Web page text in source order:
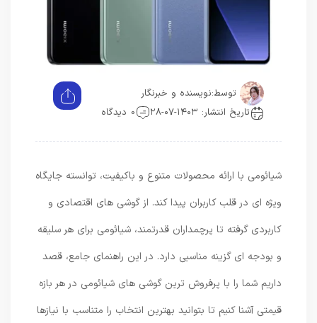
توسط: نویسنده و خبرنگار
تاریخ انتشار: ۱۴۰۳-۰۷-۲۸
0 دیدگاه
شیائومی با ارائه محصولات متنوع و باکیفیت، توانسته جایگاه
ویژه ای در قلب کاربران پیدا کند. از گوشی های اقتصادی و
کاربردی گرفته تا پرچمداران قدرتمند، شیائومی برای هر سلیقه
و بودجه ای گزینه مناسبی دارد. در این راهنمای جامع، قصد
داریم شما را با پرفروش ترین گوشی های شیائومی در هر بازه
قیمتی آشنا کنیم تا بتوانید بهترین انتخاب را متناسب با نیازها